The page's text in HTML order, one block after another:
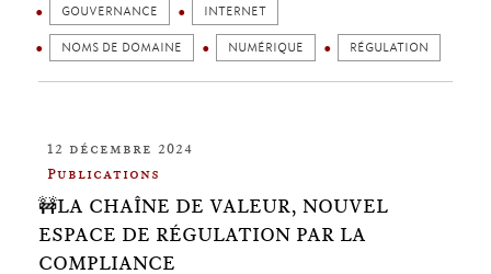
GOUVERNANCE INTERNET
NOMS DE DOMAINE NUMÉRIQUE RÉGULATION
12 décembre 2024
Publications
🚧LA CHAÎNE DE VALEUR, NOUVEL
ESPACE DE RÉGULATION PAR LA
COMPLIANCE